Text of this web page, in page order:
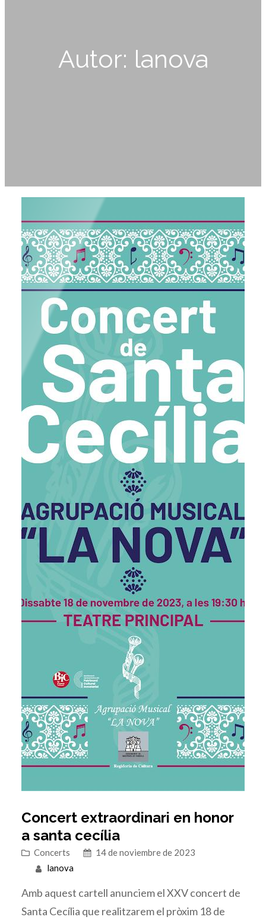
Autor: lanova
Concert extraordinari en honor
a santa cecília
Concerts
14 de noviembre de 2023
lanova
Amb aquest cartell anunciem el XXV concert de
Santa Cecília que realitzarem el pròxim 18 de